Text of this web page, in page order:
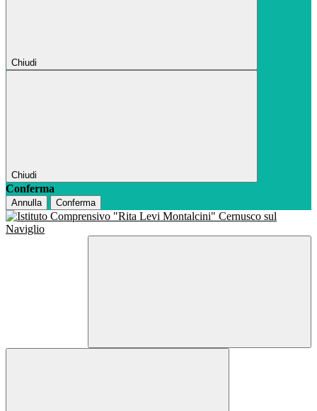
Chiudi
Chiudi
Conferma
Annulla Conferma